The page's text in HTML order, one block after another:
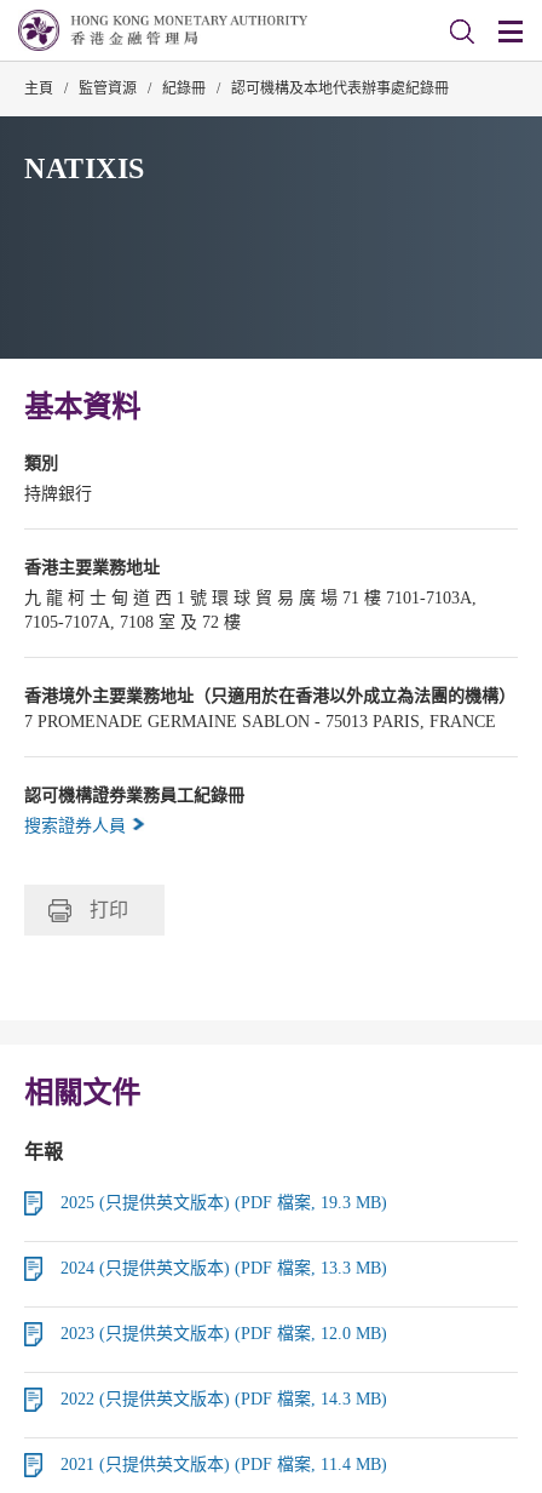
主頁 / 監管資源 / 紀錄冊 / 認可機構及本地代表辦事處紀錄冊
NATIXIS
基本資料
類別
持牌銀行
香港主要業務地址
九 龍 柯 士 甸 道 西 1 號 環 球 貿 易 廣 場 71 樓 7101-7103A,
7105-7107A, 7108 室 及 72 樓
香港境外主要業務地址（只適用於在香港以外成立為法團的機構）
7 PROMENADE GERMAINE SABLON - 75013 PARIS, FRANCE
認可機構證券業務員工紀錄冊
搜索證券人員
打印
相關文件
年報
2025 (只提供英文版本) (PDF 檔案, 19.3 MB)
2024 (只提供英文版本) (PDF 檔案, 13.3 MB)
2023 (只提供英文版本) (PDF 檔案, 12.0 MB)
2022 (只提供英文版本) (PDF 檔案, 14.3 MB)
2021 (只提供英文版本) (PDF 檔案, 11.4 MB)